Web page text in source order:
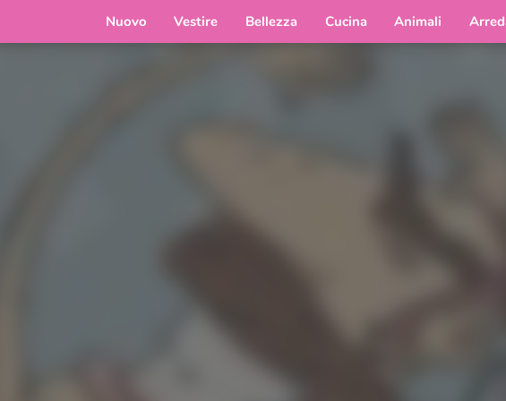
Nuovo Vestire Bellezza Cucina Animali